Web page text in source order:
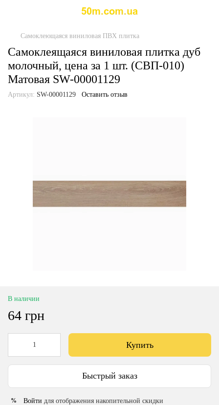
Самоклеющаяся виниловая ПВХ плитка
Самоклеящаяся виниловая плитка дуб
молочный, цена за 1 шт. (СВП-010)
Матовая SW-00001129
Артикул: SW-00001129 Оставить отзыв
В наличии
64 грн
Купить
Быстрый заказ
% Войти для отображения накопительной скидки